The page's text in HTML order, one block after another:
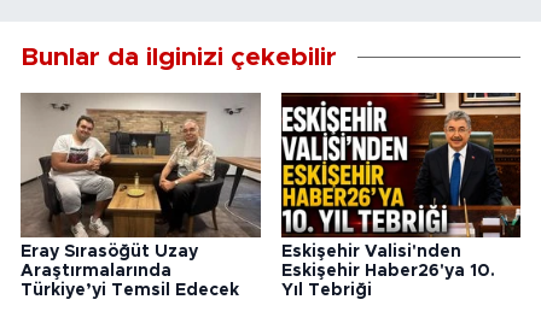
Bunlar da ilginizi çekebilir
Eray Sırasöğüt Uzay
Araştırmalarında
Türkiye’yi Temsil Edecek
Eskişehir Valisi'nden
Eskişehir Haber26'ya 10.
Yıl Tebriği